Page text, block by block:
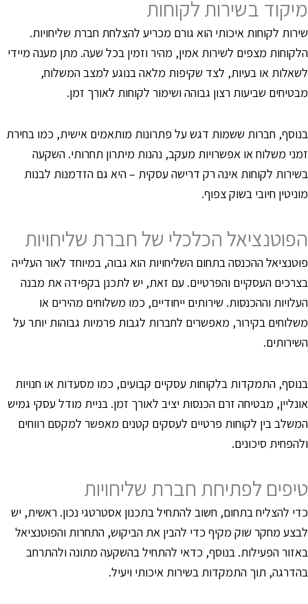
בשירות לקוחות
לקוחות איכותי הוא גורם מכריע להצלחת חברת שליחויות.
מצפים לשירות אמין, מהיר וזמין בכל שעה. מתן מענה מיידי
או בעיות, לצד שקיפות מלאה בנוגע למצב המשלוח,
שביעות רצון גבוהה ושימור לקוחות לאורך זמן.
חברות ששמות דגש על פתרונות מותאמים אישית, כמו בחירת
משלוח או אפשרויות מעקב, נהנות מיתרון תחרותי. השקעה
לקוחות אינה רק דרישה עסקית – היא גם הזדמנות לבנות
חיובי בשוק צפוף.
הכלכלי של חברת שליחויות
ההכנסה בתחום השליחויות הוא גבוה, במיוחד לאור העלייה
העסקיים והפרטיים. עם זאת, יש לתכנן בקפידה את מבנה
וההכנסות. שירותים ייחודיים, כמו משלוחים מהירים או
בקירור, מאפשרים לחברות לגבות פרמיות גבוהות יותר על
התמקדות בלקוחות עסקיים קבועים, כמו מסעדות או חנויות
מבטיחה זרם הכנסות יציב לאורך זמן. בניית מודל עסקי גמיש
בין לקוחות פרטיים לעסקים קטנים מאפשר למקסם רווחים
סיכונים.
לפתיחת חברת שליחויות
להצליח בתחום, חשוב להתחיל בתכנון אסטרטגי נכון. ראשית, יש
מחקר שוק מקיף כדי להבין את הביקוש, התחרות והפוטנציאל
הפעילות. בנוסף, כדאי להתחיל בהשקעה מתונה ולהתרחב
תוך התמקדות בשירות איכותי ויעיל.